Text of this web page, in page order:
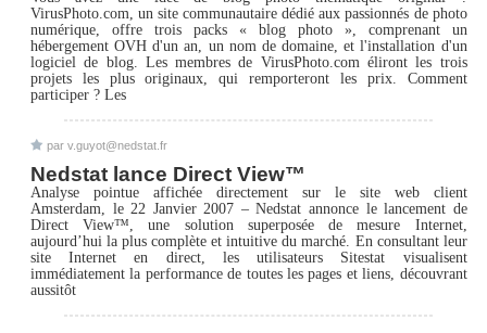
VirusPhoto.com, un site communautaire dédié aux passionnés de photo
numérique, offre trois packs « blog photo », comprenant un
hébergement OVH d'un an, un nom de domaine, et l'installation d'un
logiciel de blog. Les membres de VirusPhoto.com éliront les trois
projets les plus originaux, qui remporteront les prix. Comment
participer ? Les
par v.guyot@nedstat.fr
Nedstat lance Direct View™
Analyse pointue affichée directement sur le site web client
Amsterdam, le 22 Janvier 2007 – Nedstat annonce le lancement de
Direct View™, une solution superposée de mesure Internet,
aujourd’hui la plus complète et intuitive du marché. En consultant leur
site Internet en direct, les utilisateurs Sitestat visualisent
immédiatement la performance de toutes les pages et liens, découvrant
aussitôt